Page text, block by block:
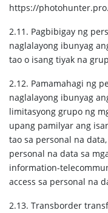
https://photohunter.pro.
2.11. Pagbibigay ng
naglalayong ibunyag
tao o isang tiyak na
2.12. Pamamahagi ng
naglalayong ibunyag
limitasyong grupo ng
upang pamilyar ang
tao sa personal na
personal na data sa
information-
access sa personal na
2.13. Transborder